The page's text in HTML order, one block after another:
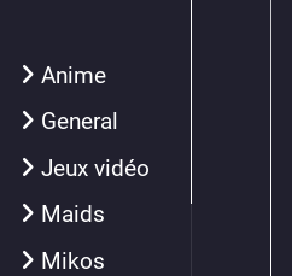
Anime
General
Jeux vidéo
Maids
Mikos